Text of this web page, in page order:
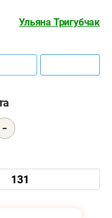
Ульяна Тригубчак
-
131